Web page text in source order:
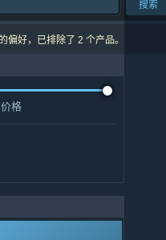
搜索
偏好，已排除了 2 个产品。
格